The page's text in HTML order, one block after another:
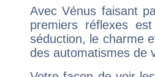
Avec Vénus faisant
premiers réflexes
séduction, le charme
des automatismes de